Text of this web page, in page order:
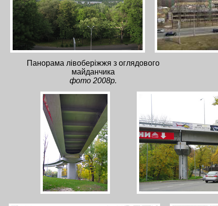
Панорама лівоберіжжя з оглядового
майданчика
фото 2008р.